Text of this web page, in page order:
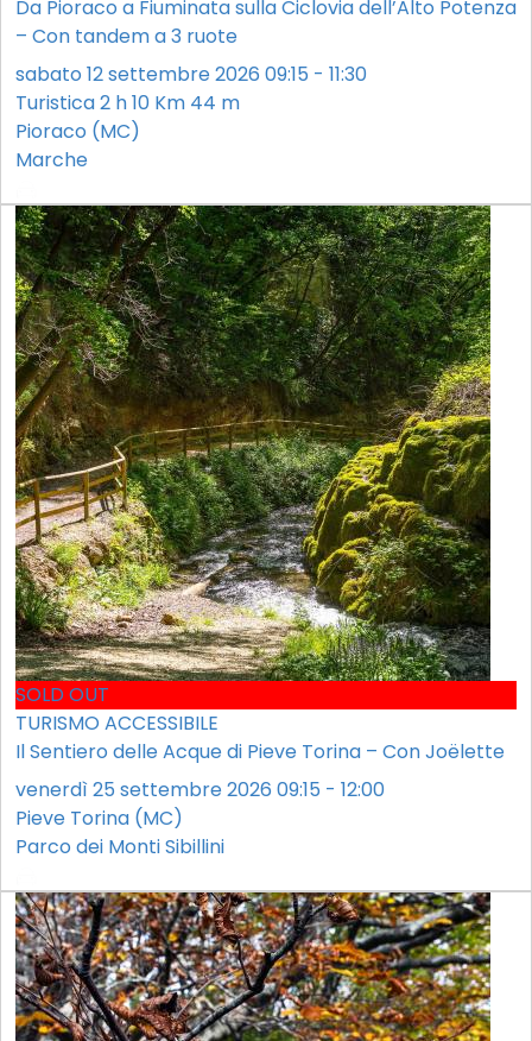
Da Pioraco a Fiuminata sulla Ciclovia dell’Alto Potenza
– Con tandem a 3 ruote
sabato 12 settembre 2026 09:15 - 11:30
Turistica2 h10 Km 44 m
Pioraco (MC)
Marche
SOLD OUT
TURISMO ACCESSIBILE
Il Sentiero delle Acque di Pieve Torina – Con Joëlette
venerdì 25 settembre 2026 09:15 - 12:00
Pieve Torina (MC)
Parco dei Monti Sibillini